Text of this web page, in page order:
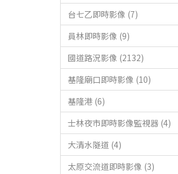
台七乙即時影像 (7)
員林即時影像 (9)
國道路況影像 (2132)
基隆廟口即時影像 (10)
基隆港 (6)
士林夜市即時影像監視器 (4)
大清水隧道 (4)
太原交流道即時影像 (3)